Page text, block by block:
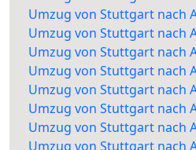
Umzug von Stuttgart nach
Umzug von Stuttgart nach
Umzug von Stuttgart nach
Umzug von Stuttgart nach
Umzug von Stuttgart nach
Umzug von Stuttgart nach
Umzug von Stuttgart nach
Umzug von Stuttgart nach